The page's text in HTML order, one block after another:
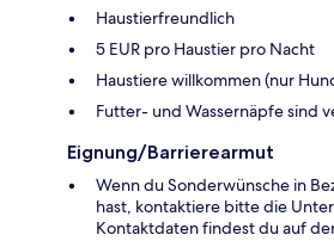
Haustierfreundlich
5 EUR pro Haustier pro Nacht
Haustiere willkommen (nur
Futter- und Wassernäpfe sind
Eignung/Barrierearmut
Wenn du Sonderwünsche in
hast, kontaktiere bitte die
Kontaktdaten findest du auf